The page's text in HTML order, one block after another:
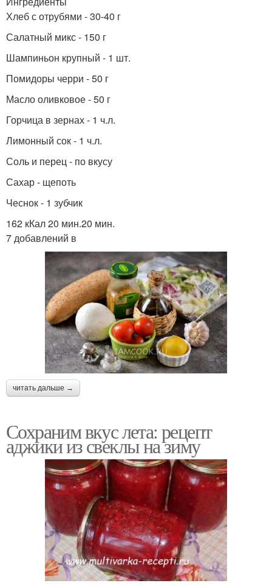
Хлеб с отрубями - 30-40 г
Салатный микс - 150 г
Шампиньон крупный - 1 шт.
Помидоры черри - 50 г
Масло оливковое - 50 г
Горчица в зернах - 1 ч.л.
Лимонный сок - 1 ч.л.
Соль и перец - по вкусу
Сахар - щепоть
Чеснок - 1 зубчик
162 кКал 20 мин.20 мин.
7 добавлений в
читать дальше →
Сохраним вкус лета: рецепт
аджики из свеклы на зиму